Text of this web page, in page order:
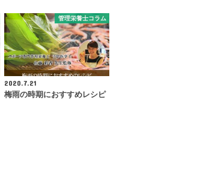
管理栄養士コラム
2020.7.21
梅雨の時期におすすめレシピ